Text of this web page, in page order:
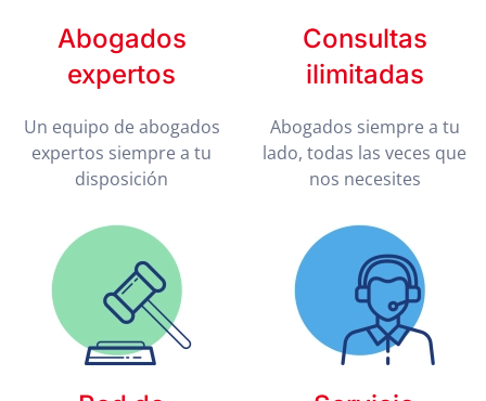
Abogados
expertos
Un equipo de abogados
expertos siempre a tu
disposición
Consultas
ilimitadas
Abogados siempre a tu
lado, todas las veces que
nos necesites